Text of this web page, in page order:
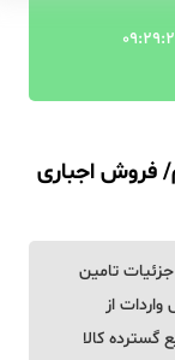
فروش اجباری
تامین
از
گسترده کالا